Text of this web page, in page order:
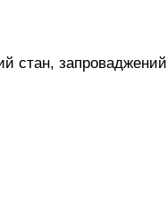
стан, запроваджений